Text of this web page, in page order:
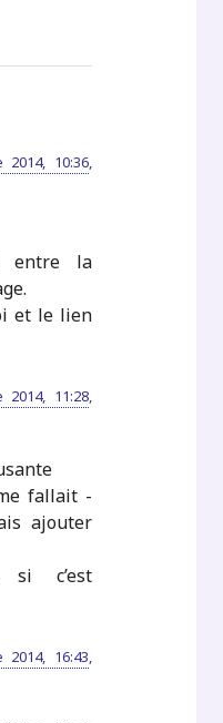
2014, 10:36,
entre la
et le lien
2014, 11:28,
fallait -
ajouter
c’est
2014, 16:43,